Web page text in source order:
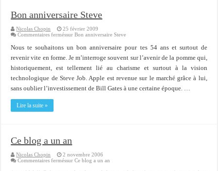
Bon anniversaire Steve
Nicolas Chopin
25 février 2009
Commentaires ferméssur Bon anniversaire Steve
Nous te souhaitons un bon anniversaire pour tes 54 ans et surtout de
revenir vite en forme. Je m’interroge souvent sur l’avenir de la pomme qui,
historiquement, est tellement lié au charisme et surtout à la vision
technologique de Steve Job. Apple est revenue sur le marché grâce à lui,
sans oublier l’investissement de Bill Gates à une certaine époque. …
Lire la suite »
Ce blog a un an
Nicolas Chopin
2 novembre 2006
Commentaires ferméssur Ce blog a un an